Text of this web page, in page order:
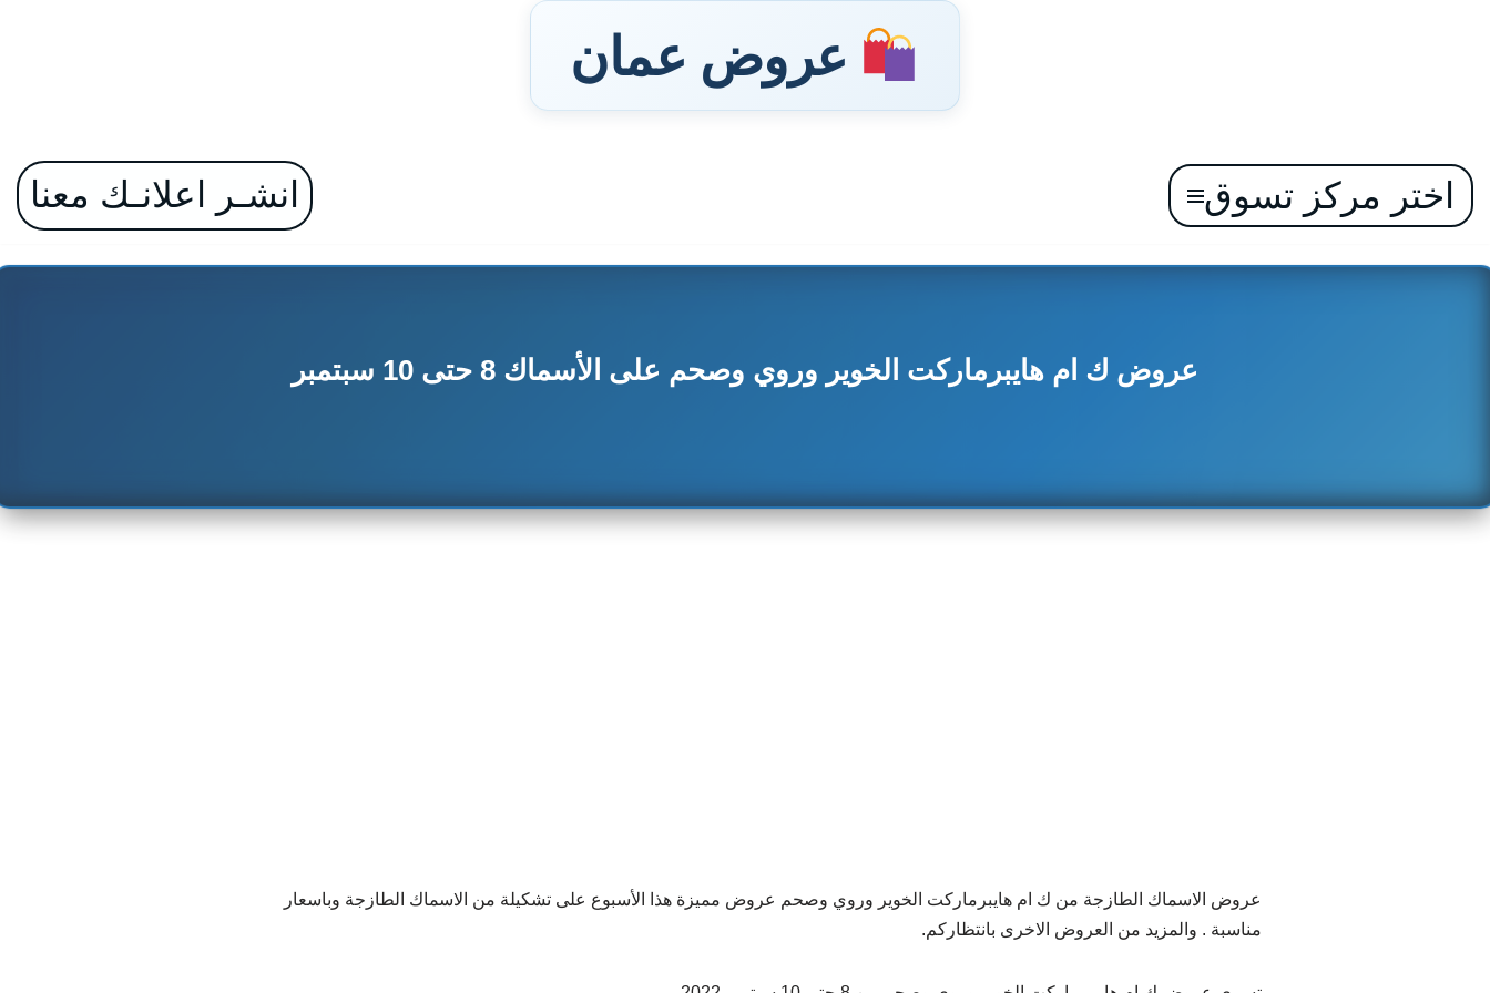
عروض عمان
تخطى
المحتوى
اختر مركز تسوق انشـر اعلانـك معنا
عروض ك ام هايبرماركت الخوير وروي وصحم على الأسماك 8 حتى 10 سبتمبر
عروض الاسماك الطازجة من ك ام هايبرماركت الخوير وروي وصحم عروض مميزة هذا الأسبوع على تشكيلة من الاسماك الطازجة وباسعار
مناسبة . والمزيد من العروض الاخرى بانتظاركم.